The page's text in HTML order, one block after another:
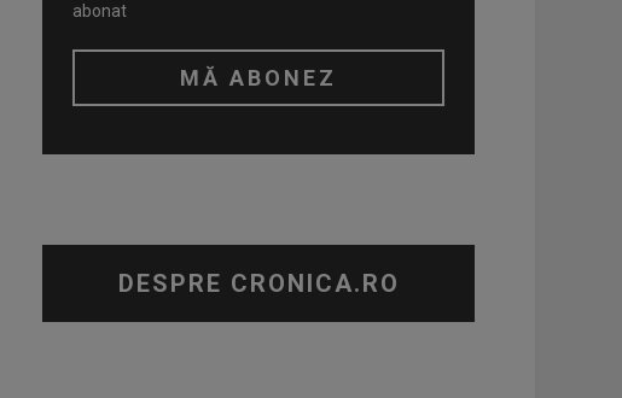
abonat
DESPRE CRONICA.RO